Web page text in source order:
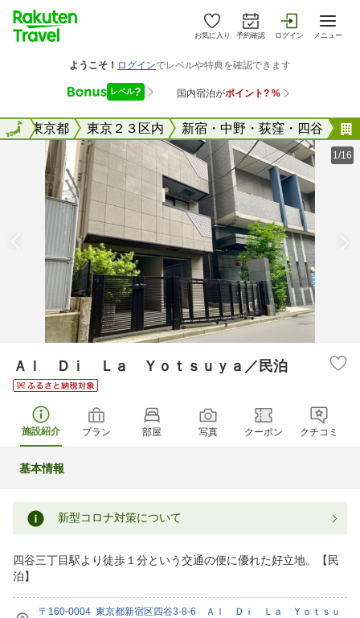
お気に入り 予約確認 ログイン メニュー
全国東京都 東京２３区内 新宿・中野・荻窪・四谷
全国
1/16
Ａｌ Ｄｉ Ｌａ Ｙｏｔｓｕｙａ／民泊
施設紹介 プラン 部屋 写真 クーポン クチコミ
基本情報
新型コロナ対策について
四谷三丁目駅より徒歩１分という交通の便に優れた好立地。【民
泊】
〒160-0004 東京都新宿区四谷3-8-6 Ａｌ Ｄｉ Ｌａ Ｙｏｔｓｕ